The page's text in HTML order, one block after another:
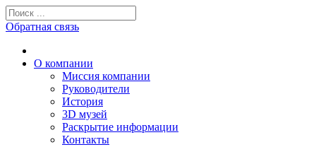
Обратная связь
О компании
Миссия компании
Руководители
История
3D музей
Раскрытие информации
Контакты